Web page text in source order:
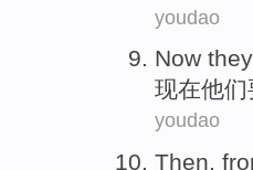
youdao
Now they
现在他们
youdao
Then,